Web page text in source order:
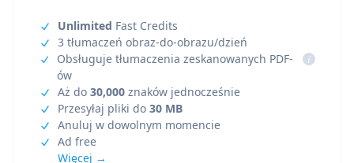
Unlimited Fast Credits
3 tłumaczeń obraz-do-obrazu/dzień
Obsługuje tłumaczenia zeskanowanych PDF-
ów
i
Aż do 30,000 znaków jednocześnie
Przesyłaj pliki do 30 MB
Anuluj w dowolnym momencie
Ad free
Więcej →